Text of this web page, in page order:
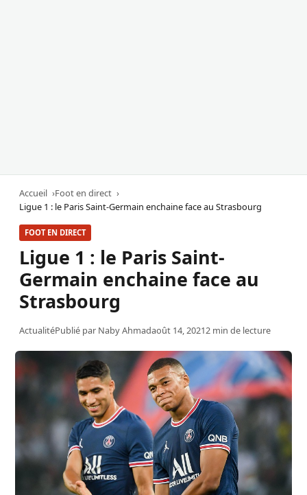
Accueil
Foot en direct
Ligue 1 : le Paris Saint-Germain enchaine face au Strasbourg
FOOT EN DIRECT
Ligue 1 : le Paris Saint-
Germain enchaine face au
Strasbourg
ActualitéPublié par Naby Ahmadaoût 14, 20212 min de lecture